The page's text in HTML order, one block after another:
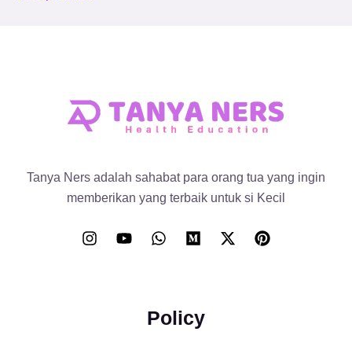
Tanya Ners adalah sahabat para orang tua yang ingin
memberikan yang terbaik untuk si Kecil
Policy